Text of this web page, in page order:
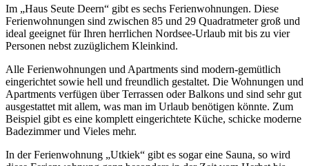
Im „Haus Seute Deern“ gibt es sechs Ferienwohnungen. Diese
Ferienwohnungen sind zwischen 85 und 29 Quadratmeter groß und
ideal geeignet für Ihren herrlichen Nordsee-Urlaub mit bis zu vier
Personen nebst zuzüglichem Kleinkind.
Alle Ferienwohnungen und Apartments sind modern-gemütlich
eingerichtet sowie hell und freundlich gestaltet. Die Wohnungen und
Apartments verfügen über Terrassen oder Balkons und sind sehr gut
ausgestattet mit allem, was man im Urlaub benötigen könnte. Zum
Beispiel gibt es eine komplett eingerichtete Küche, schicke moderne
Badezimmer und Vieles mehr.
In der Ferienwohnung „Utkiek“ gibt es sogar eine Sauna, so wird